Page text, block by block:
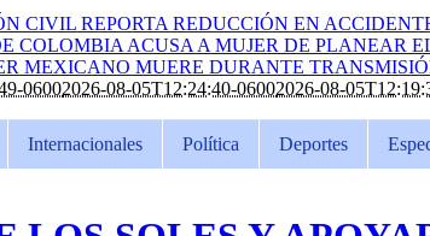
CIVIL REPORTA REDUCCIÓN EN
COLOMBIA ACUSA A MUJER DE PLANEAR
MEXICANO MUERE DURANTE
06002026-08-05T12:24:40-06002026-08-
Internacionales Política Deportes